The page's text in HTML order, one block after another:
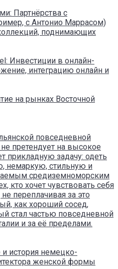
Партнёрства с
с Антонио Маррасом)
поднимающих
Инвестиции в онлайн-
интеграцию онлайн и
на рынках Восточной
повседневной
претендует на высокое
прикладную задачу: одеть
немаркую, стильную и
средиземноморским
кто хочет чувствовать себя
переплачивая за это
как хороший сосед,
стал частью повседневной
и за её пределами.
и история немецко-
женской формы